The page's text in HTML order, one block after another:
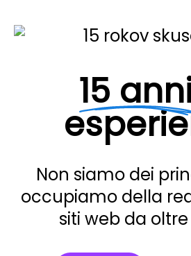
15
Non siamo dei
occupiamo della
siti web da oltre